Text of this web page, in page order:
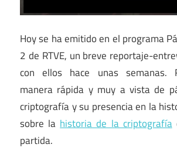
Hoy se ha emitido en el programa
2 de RTVE, un breve reportaje-
con ellos hace unas semanas.
manera rápida y muy a vista de
criptografía y su presencia en la
sobre la historia de la criptografía
partida.